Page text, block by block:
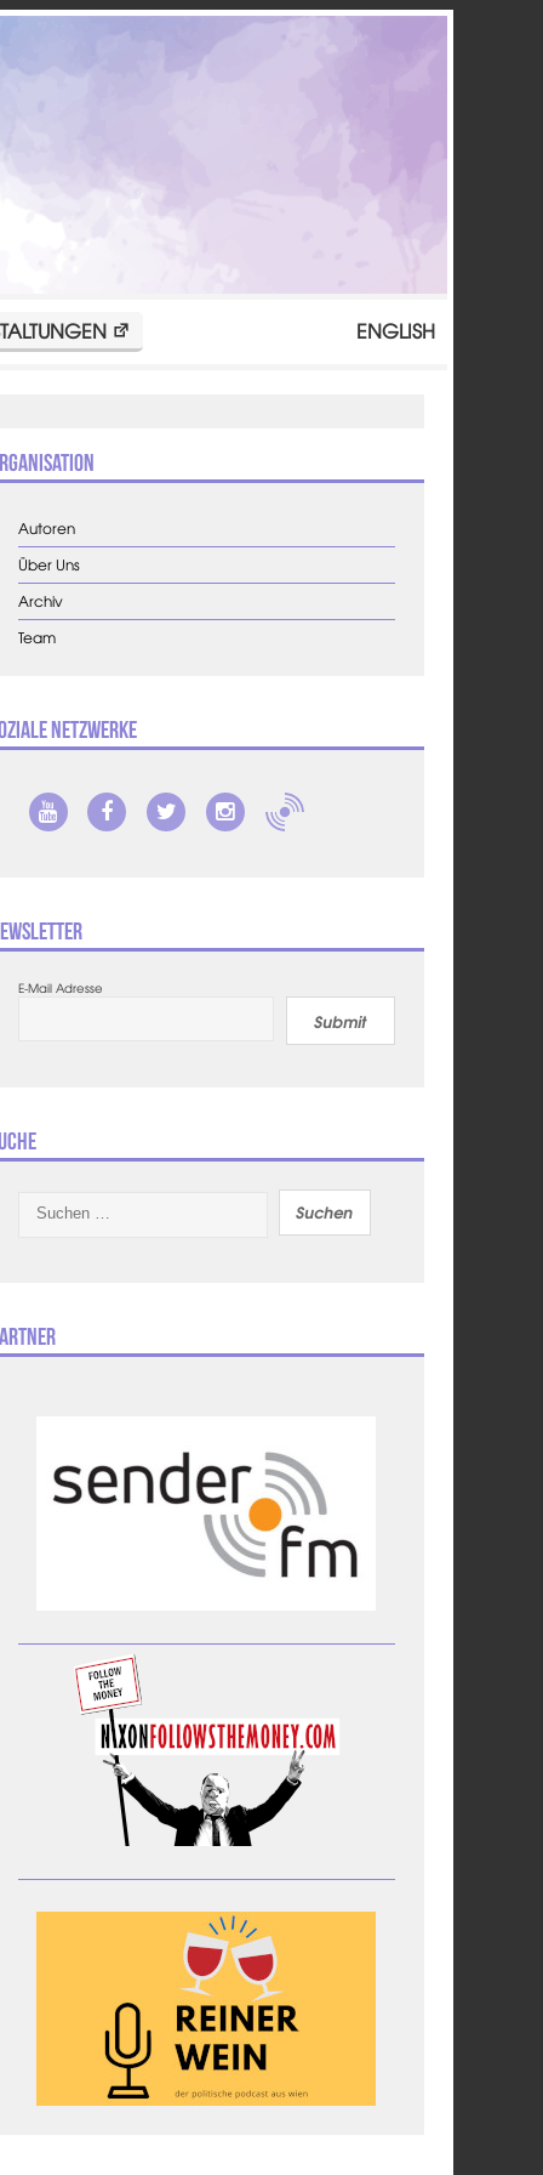
ENGLISH
Autoren
Über Uns
Archiv
Team
Netzwerke
E-Mail Adresse
Submit
nach: